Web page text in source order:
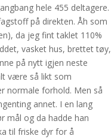
hele 455 deltagere.
på direkten. Åh som
da jeg fint taklet 110%
vasket hus, brettet tøy,
på nytt igjen neste
være så likt som
normale forhold. Men så
annet. I en lang
mål og da hadde han
til friske dyr for å